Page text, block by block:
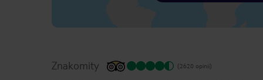
Znakomity (2620 opinii)